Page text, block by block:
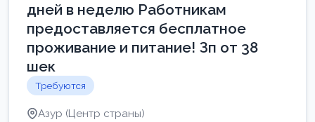
дней в неделю Работникам
предоставляется бесплатное
проживание и питание! Зп от 38
шек
Требуются
Азур (Центр страны)